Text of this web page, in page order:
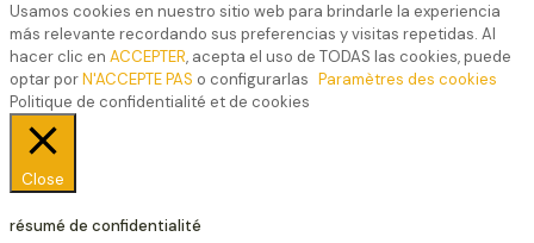
Usamos cookies en nuestro sitio web para brindarle la experiencia
más relevante recordando sus preferencias y visitas repetidas. Al
hacer clic en ACCEPTER, acepta el uso de TODAS las cookies, puede
optar porN'ACCEPTE PAS o configurarlas Paramètres des cookies
Politique de confidentialité et de cookies
Close
résumé de confidentialité